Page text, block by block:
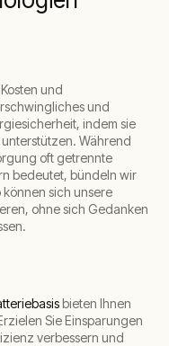
und
und
indem sie
Während
oft getrennte
bedeutet, bündeln wir
sich unsere
ohne sich Gedanken
bieten Ihnen
Sie Einsparungen
verbessern und